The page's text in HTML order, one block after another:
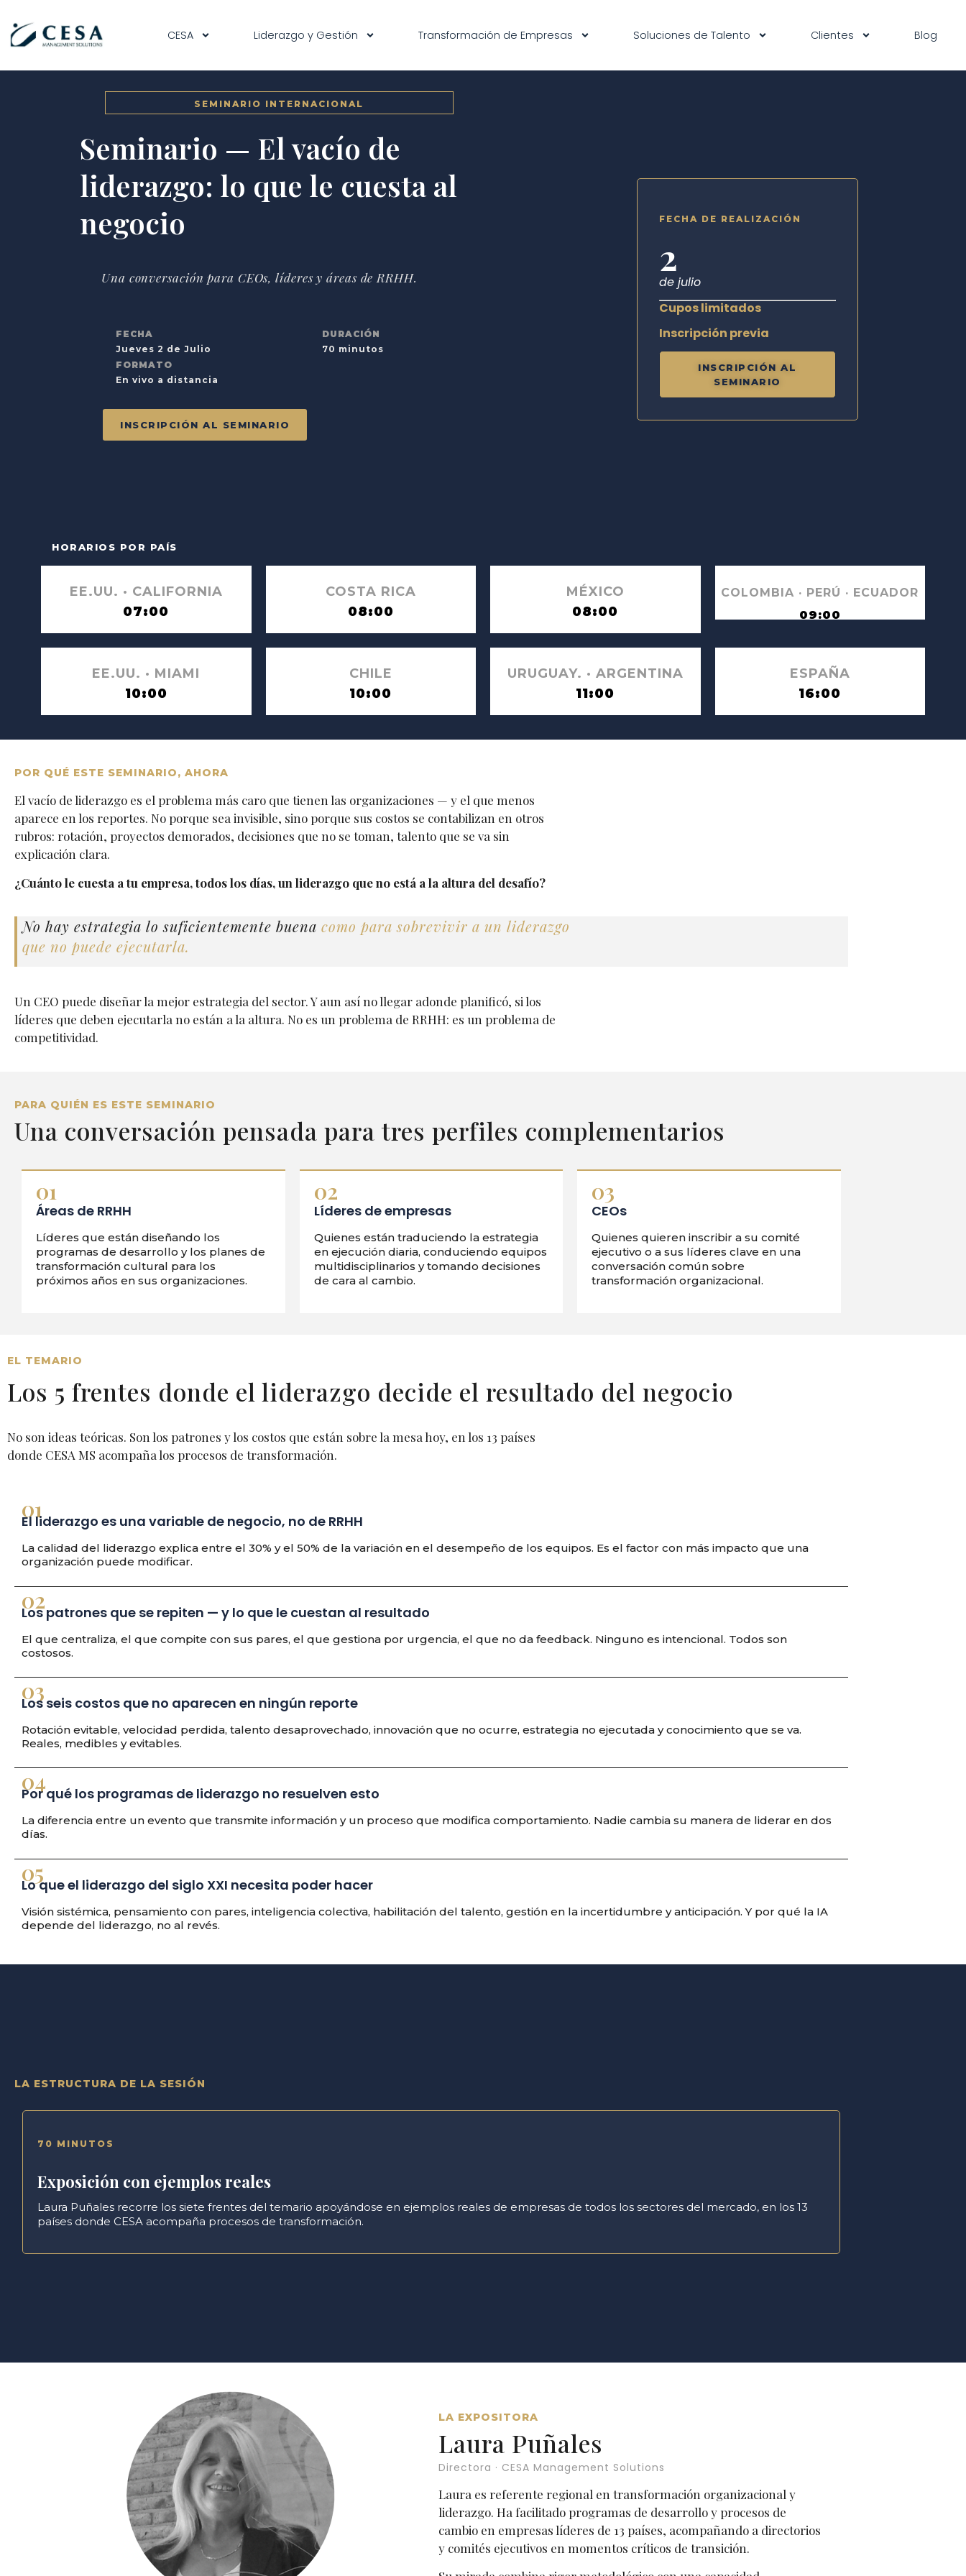
CESA Liderazgo y Gestión Transformación de Empresas Soluciones de Talento Clientes Blog
SEMINARIO INTERNACIONAL
Seminario — El vacío de
liderazgo: lo que le cuesta al
negocio
Una conversación para CEOs, líderes y áreas de RRHH.
FECHA
Jueves 2 de Julio
FORMATO
En vivo a distancia
DURACIÓN
70 minutos
INSCRIPCIÓN AL SEMINARIO
FECHA DE REALIZACIÓN
2
de julio
Cupos limitados
Inscripción previa
INSCRIPCIÓN AL
SEMINARIO
HORARIOS POR PAÍS
EE.UU. · CALIFORNIA
07:00
COSTA RICA
08:00
MÉXICO
08:00
COLOMBIA · PERÚ · ECUADOR
09:00
EE.UU. · MIAMI
10:00
CHILE
10:00
URUGUAY. · ARGENTINA
11:00
ESPAÑA
16:00
POR QUÉ ESTE SEMINARIO, AHORA
El vacío de liderazgo es el problema más caro que tienen las organizaciones — y el que menos
aparece en los reportes. No porque sea invisible, sino porque sus costos se contabilizan en otros
rubros: rotación, proyectos demorados, decisiones que no se toman, talento que se va sin
explicación clara.
¿Cuánto le cuesta a tu empresa, todos los días, un liderazgo que no está a la altura del desafío?
No hay estrategia lo suficientemente buena como para sobrevivir a un liderazgo
que no puede ejecutarla.
Un CEO puede diseñar la mejor estrategia del sector. Y aun así no llegar adonde planificó, si los
líderes que deben ejecutarla no están a la altura. No es un problema de RRHH: es un problema de
competitividad.
PARA QUIÉN ES ESTE SEMINARIO
Una conversación pensada para tres perfiles complementarios
01
Áreas de RRHH
Líderes que están diseñando los
programas de desarrollo y los planes de
transformación cultural para los
próximos años en sus organizaciones.
02
Líderes de empresas
Quienes están traduciendo la estrategia
en ejecución diaria, conduciendo equipos
multidisciplinarios y tomando decisiones
de cara al cambio.
03
CEOs
Quienes quieren inscribir a su comité
ejecutivo o a sus líderes clave en una
conversación común sobre
transformación organizacional.
EL TEMARIO
Los 5 frentes donde el liderazgo decide el resultado del negocio
No son ideas teóricas. Son los patrones y los costos que están sobre la mesa hoy, en los 13 países
donde CESA MS acompaña los procesos de transformación.
01
El liderazgo es una variable de negocio, no de RRHH
La calidad del liderazgo explica entre el 30% y el 50% de la variación en el desempeño de los equipos. Es el factor con más impacto que una
organización puede modificar.
02
Los patrones que se repiten — y lo que le cuestan al resultado
El que centraliza, el que compite con sus pares, el que gestiona por urgencia, el que no da feedback. Ninguno es intencional. Todos son
costosos.
03
Los seis costos que no aparecen en ningún reporte
Rotación evitable, velocidad perdida, talento desaprovechado, innovación que no ocurre, estrategia no ejecutada y conocimiento que se va.
Reales, medibles y evitables.
04
Por qué los programas de liderazgo no resuelven esto
La diferencia entre un evento que transmite información y un proceso que modifica comportamiento. Nadie cambia su manera de liderar en dos
días.
05
Lo que el liderazgo del siglo XXI necesita poder hacer
Visión sistémica, pensamiento con pares, inteligencia colectiva, habilitación del talento, gestión en la incertidumbre y anticipación. Y por qué la IA
depende del liderazgo, no al revés.
LA ESTRUCTURA DE LA SESIÓN
70 MINUTOS
Exposición con ejemplos reales
Laura Puñales recorre los siete frentes del temario apoyándose en ejemplos reales de empresas de todos los sectores del mercado, en los 13
países donde CESA acompaña procesos de transformación.
LA EXPOSITORA
Laura Puñales
Directora · CESA Management Solutions
Laura es referente regional en transformación organizacional y
liderazgo. Ha facilitado programas de desarrollo y procesos de
cambio en empresas líderes de 13 países, acompañando a directorios
y comités ejecutivos en momentos críticos de transición.